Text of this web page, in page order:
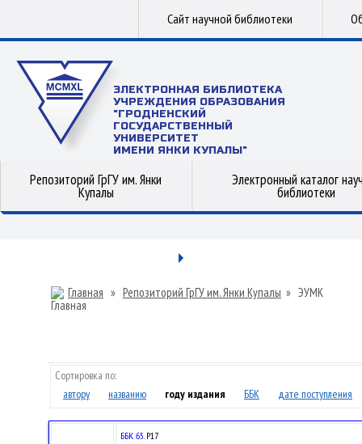
Сайт научной библиотеки
ЭЛЕКТРОННАЯ БИБЛИОТЕКА
УЧРЕЖДЕНИЯ ОБРАЗОВАНИЯ
"ГРОДНЕНСКИЙ
ГОСУДАРСТВЕННЫЙ
УНИВЕРСИТЕТ
ИМЕНИ ЯНКИ КУПАЛЫ"
Репозиторий ГрГУ им. Янки
Купалы
Электронный каталог
библиотеки
Главная » Репозиторий ГрГУ им. Янки Купалы » ЭУМК
Сортировка по:
автору
названию году издания ББК дате поступления
ББК 65.Р17